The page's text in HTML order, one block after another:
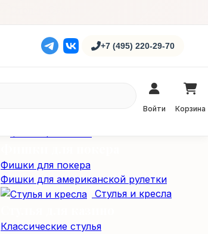
+7 (495) 220-29-70
Войти
Корзина
Профессиональные столы для покера
Складные покерные столы
Столы для американской рулетки
Фишки для покера
Фишки для американской рулетки
Стулья и кресла
Классические стулья